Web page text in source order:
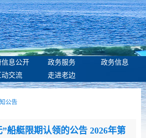
信息公开 政务服务
政务信息
动交流 走进老边
公告
船艇限期认领的公告 2026年第